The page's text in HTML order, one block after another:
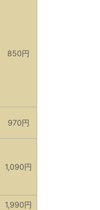
850円
970円
1,090円
1,990円